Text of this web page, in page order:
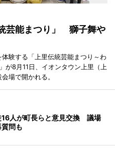
芸能まつり」 獅子舞や
験する「上里伝統芸能まつり～わ
が8月11日、イオンタウン上里（上
場で開かれる。
16人が町長らと意見交換 議場
問も